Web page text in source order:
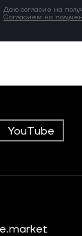
Даю согласие на
Согласием на
YouTube